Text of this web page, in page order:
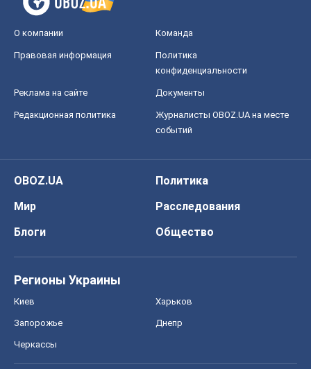
О компании Команда
Правовая информация
Политика
конфиденциальности
Реклама на сайте Документы
Редакционная политика
Журналисты OBOZ.UA на месте
событий
OBOZ.UA
Политика
Мир
Расследования
Блоги
Общество
Регионы Украины
Киев Харьков
Запорожье Днепр
Черкассы